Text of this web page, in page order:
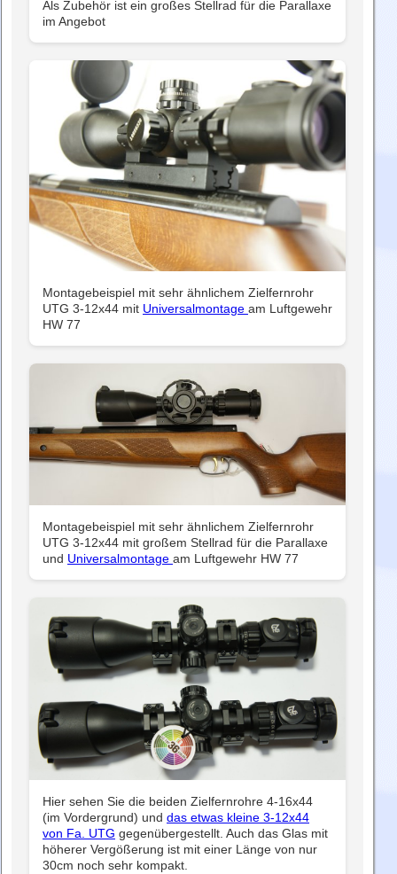
Als Zubehör ist ein großes Stellrad für die Parallaxe
im Angebot
Montagebeispiel mit sehr ähnlichem Zielfernrohr
UTG 3-12x44 mit Universalmontage am Luftgewehr
HW 77
Montagebeispiel mit sehr ähnlichem Zielfernrohr
UTG 3-12x44 mit großem Stellrad für die Parallaxe
und Universalmontage am Luftgewehr HW 77
Hier sehen Sie die beiden Zielfernrohre 4-16x44
(im Vordergrund) und das etwas kleine 3-12x44
von Fa. UTG gegenübergestellt. Auch das Glas mit
höherer Vergößerung ist mit einer Länge von nur
30cm noch sehr kompakt.